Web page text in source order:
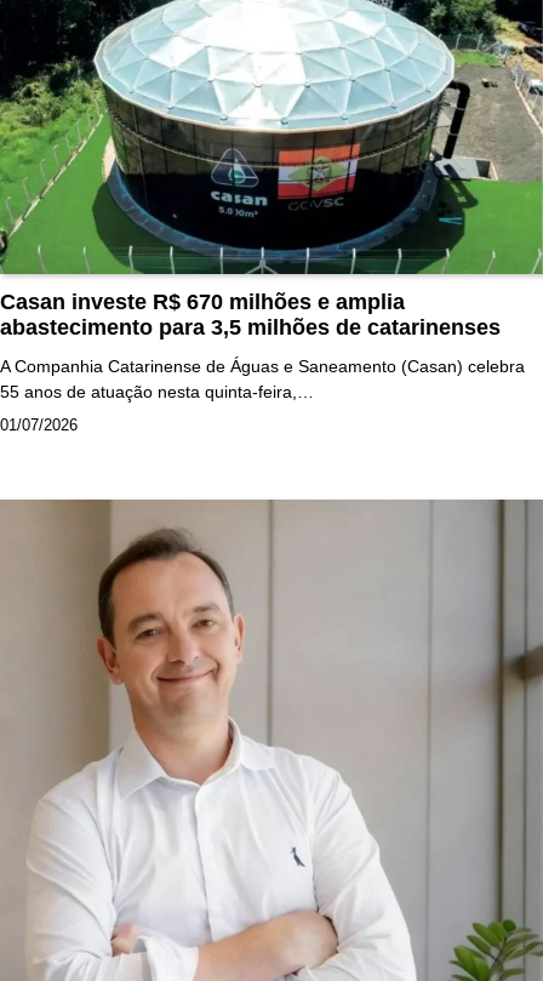
Casan investe R$ 670 milhões e amplia
abastecimento para 3,5 milhões de catarinenses
A Companhia Catarinense de Águas e Saneamento (Casan) celebra
55 anos de atuação nesta quinta-feira,…
01/07/2026